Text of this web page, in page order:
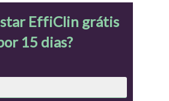
EffiClin grátis
15 dias?